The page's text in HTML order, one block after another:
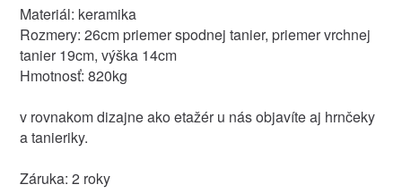
Materiál: keramika
Rozmery: 26cm priemer spodnej tanier, priemer vrchnej
tanier 19cm, výška 14cm
Hmotnosť: 820kg
v rovnakom dizajne ako etažér u nás objavíte aj hrnčeky
a tanieriky.
Záruka: 2 roky